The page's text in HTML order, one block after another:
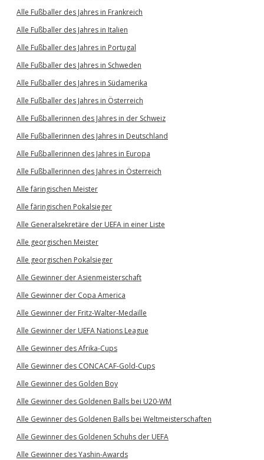
Alle Fußballer des Jahres in Frankreich
Alle Fußballer des Jahres in Italien
Alle Fußballer des Jahres in Portugal
Alle Fußballer des Jahres in Schweden
Alle Fußballer des Jahres in Südamerika
Alle Fußballer des Jahres in Österreich
Alle Fußballerinnen des Jahres in der Schweiz
Alle Fußballerinnen des Jahres in Deutschland
Alle Fußballerinnen des Jahres in Europa
Alle Fußballerinnen des Jahres in Österreich
Alle färingischen Meister
Alle färingischen Pokalsieger
Alle Generalsekretäre der UEFA in einer Liste
Alle georgischen Meister
Alle georgischen Pokalsieger
Alle Gewinner der Asienmeisterschaft
Alle Gewinner der Copa America
Alle Gewinner der Fritz-Walter-Medaille
Alle Gewinner der UEFA Nations League
Alle Gewinner des Afrika-Cups
Alle Gewinner des CONCACAF-Gold-Cups
Alle Gewinner des Golden Boy
Alle Gewinner des Goldenen Balls bei U20-WM
Alle Gewinner des Goldenen Balls bei Weltmeisterschaften
Alle Gewinner des Goldenen Schuhs der UEFA
Alle Gewinner des Yashin-Awards